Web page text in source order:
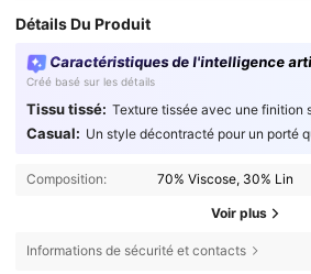
Détails Du Produit
Caractéristiques de l'intelligence
Créé basé sur les détails
Tissu tissé: Texture tissée avec une finition
Casual: Un style décontracté pour un porté
Composition: 70% Viscose, 30% Lin
Voir plus
Informations de sécurité et contacts